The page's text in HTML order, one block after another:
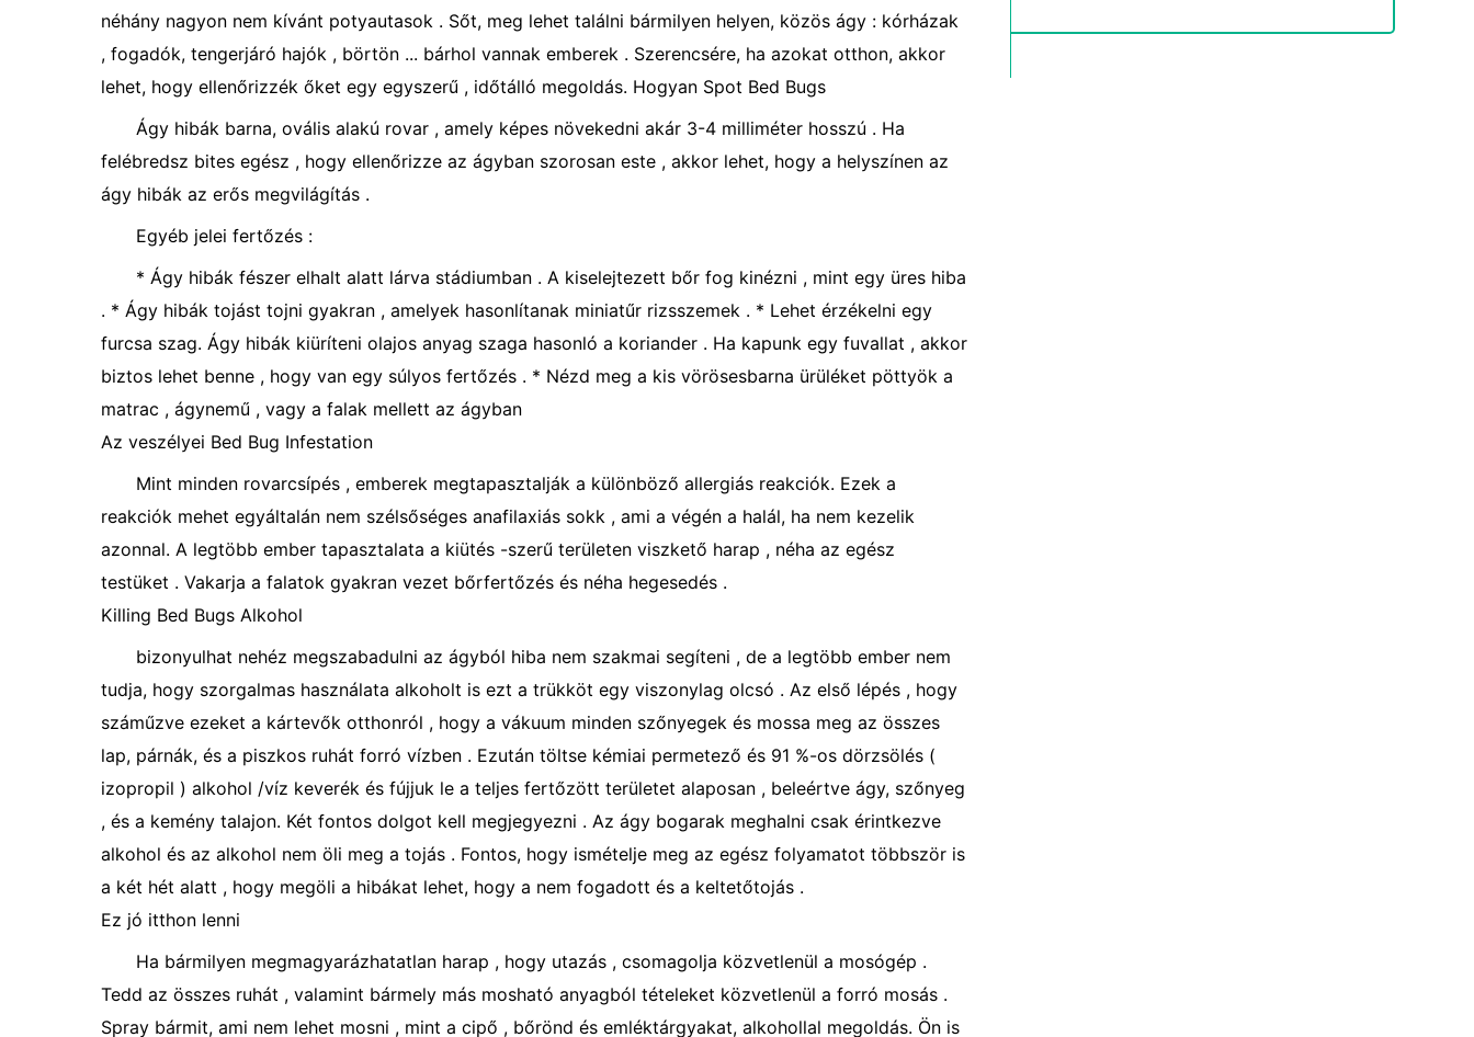
néhány nagyon nem kívánt potyautasok . Sőt, meg lehet találni bármilyen helyen, közös ágy : kórházak
, fogadók, tengerjáró hajók , börtön ... bárhol vannak emberek . Szerencsére, ha azokat otthon, akkor
lehet, hogy ellenőrizzék őket egy egyszerű , időtálló megoldás. Hogyan Spot Bed Bugs
Ágy hibák barna, ovális alakú rovar , amely képes növekedni akár 3-4 milliméter hosszú . Ha
felébredsz bites egész , hogy ellenőrizze az ágyban szorosan este , akkor lehet, hogy a helyszínen az
ágy hibák az erős megvilágítás .
Egyéb jelei fertőzés :
* Ágy hibák fészer elhalt alatt lárva stádiumban . A kiselejtezett bőr fog kinézni , mint egy üres hiba
. * Ágy hibák tojást tojni gyakran , amelyek hasonlítanak miniatűr rizsszemek . * Lehet érzékelni egy
furcsa szag. Ágy hibák kiüríteni olajos anyag szaga hasonló a koriander . Ha kapunk egy fuvallat , akkor
biztos lehet benne , hogy van egy súlyos fertőzés . * Nézd meg a kis vörösesbarna ürüléket pöttyök a
matrac , ágynemű , vagy a falak mellett az ágyban
Az veszélyei Bed Bug Infestation
Mint minden rovarcsípés , emberek megtapasztalják a különböző allergiás reakciók. Ezek a
reakciók mehet egyáltalán nem szélsőséges anafilaxiás sokk , ami a végén a halál, ha nem kezelik
azonnal. A legtöbb ember tapasztalata a kiütés -szerű területen viszkető harap , néha az egész
testüket . Vakarja a falatok gyakran vezet bőrfertőzés és néha hegesedés .
Killing Bed Bugs Alkohol
bizonyulhat nehéz megszabadulni az ágyból hiba nem szakmai segíteni , de a legtöbb ember nem
tudja, hogy szorgalmas használata alkoholt is ezt a trükköt egy viszonylag olcsó . Az első lépés , hogy
száműzve ezeket a kártevők otthonról , hogy a vákuum minden szőnyegek és mossa meg az összes
lap, párnák, és a piszkos ruhát forró vízben . Ezután töltse kémiai permetező és 91 %-os dörzsölés (
izopropil ) alkohol /víz keverék és fújjuk le a teljes fertőzött területet alaposan , beleértve ágy, szőnyeg
, és a kemény talajon. Két fontos dolgot kell megjegyezni . Az ágy bogarak meghalni csak érintkezve
alkohol és az alkohol nem öli meg a tojás . Fontos, hogy ismételje meg az egész folyamatot többször is
a két hét alatt , hogy megöli a hibákat lehet, hogy a nem fogadott és a keltetőtojás .
Ez jó itthon lenni
Ha bármilyen megmagyarázhatatlan harap , hogy utazás , csomagolja közvetlenül a mosógép .
Tedd az összes ruhát , valamint bármely más mosható anyagból tételeket közvetlenül a forró mosás .
Spray bármit, ami nem lehet mosni , mint a cipő , bőrönd és emléktárgyakat, alkohollal megoldás. Ön is